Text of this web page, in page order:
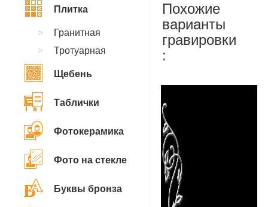
Похожие
варианты
гравировки
:
Плитка
Гранитная
Тротуарная
Щебень
Таблички
Фотокерамика
Фото на стекле
Буквы бронза